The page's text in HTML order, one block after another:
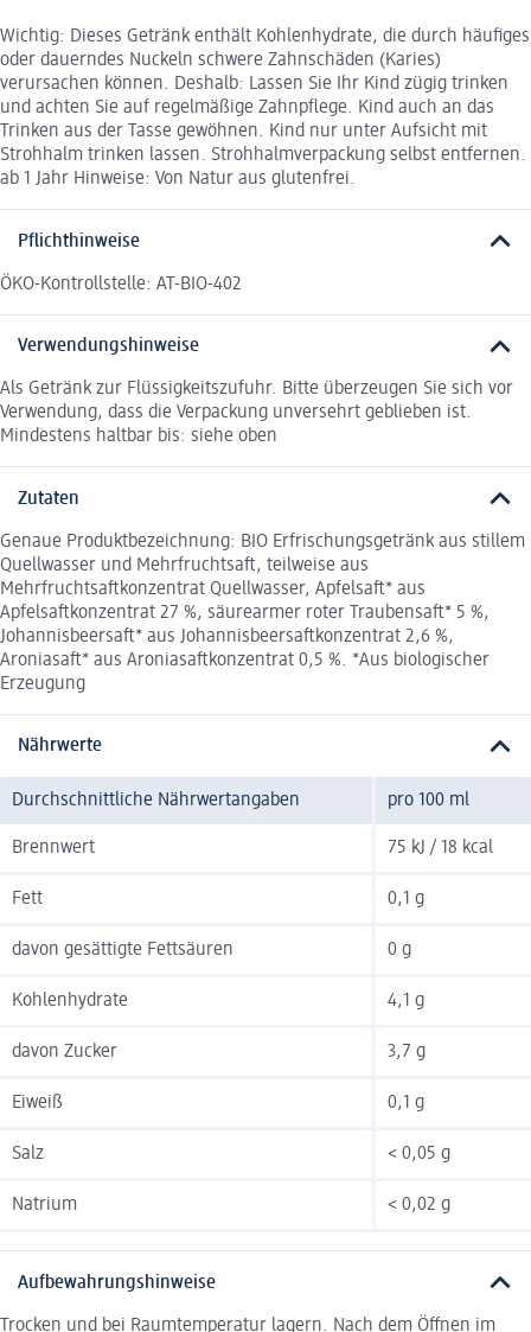
Wichtig: Dieses Getränk enthält Kohlenhydrate, die durch häufiges
oder dauerndes Nuckeln schwere Zahnschäden (Karies)
verursachen können. Deshalb: Lassen Sie Ihr Kind zügig trinken
und achten Sie auf regelmäßige Zahnpflege. Kind auch an das
Trinken aus der Tasse gewöhnen. Kind nur unter Aufsicht mit
Strohhalm trinken lassen. Strohhalmverpackung selbst entfernen.
ab 1 Jahr Hinweise: Von Natur aus glutenfrei.
Pflichthinweise
ÖKO-Kontrollstelle: AT-BIO-402
Verwendungshinweise
Als Getränk zur Flüssigkeitszufuhr. Bitte überzeugen Sie sich vor
Verwendung, dass die Verpackung unversehrt geblieben ist.
Mindestens haltbar bis: siehe oben
Zutaten
Genaue Produktbezeichnung: BIO Erfrischungsgetränk aus stillem
Quellwasser und Mehrfruchtsaft, teilweise aus
Mehrfruchtsaftkonzentrat Quellwasser, Apfelsaft* aus
Apfelsaftkonzentrat 27 %, säurearmer roter Traubensaft* 5 %,
Johannisbeersaft* aus Johannisbeersaftkonzentrat 2,6 %,
Aroniasaft* aus Aroniasaftkonzentrat 0,5 %. *Aus biologischer
Erzeugung
Nährwerte
Durchschnittliche Nährwertangaben pro 100 ml
Brennwert 75 kJ / 18 kcal
Fett 0,1 g
davon gesättigte Fettsäuren 0 g
Kohlenhydrate 4,1 g
davon Zucker 3,7 g
Eiweiß 0,1 g
Salz < 0,05 g
Natrium < 0,02 g
Aufbewahrungshinweise
Trocken und bei Raumtemperatur lagern. Nach dem Öffnen im